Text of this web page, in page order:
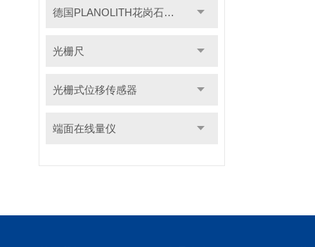
德国PLANOLITH花岗石检具
光栅尺
光栅式位移传感器
端面在线量仪